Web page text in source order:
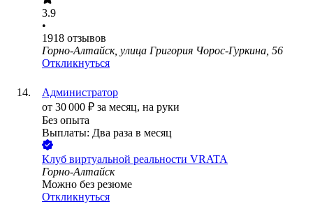
3.9
•
1918 отзывов
Горно-Алтайск, улица Григория Чорос-Гуркина, 56
Откликнуться
Администратор
от 30 000 ₽ за месяц, на руки
Без опыта
Выплаты: Два раза в месяц
Клуб виртуальной реальности VRATA
Горно-Алтайск
Можно без резюме
Откликнуться